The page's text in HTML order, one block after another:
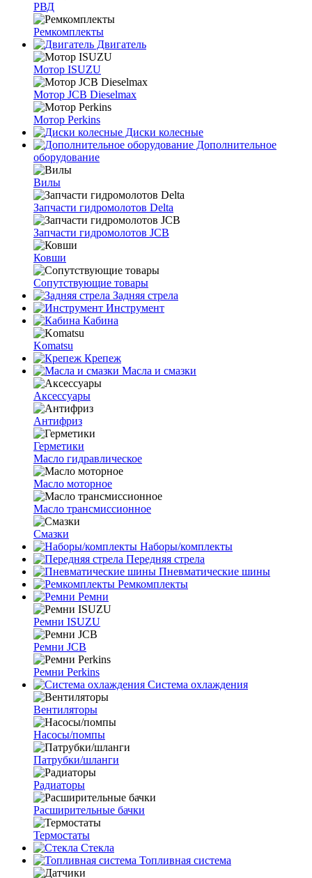
РВД
Ремкомплекты
Двигатель
Мотор ISUZU
Мотор JCB Dieselmax
Мотор Perkins
Диски колесные
Дополнительное
оборудование
Вилы
Запчасти гидромолотов Delta
Запчасти гидромолотов JCB
Ковши
Сопутствующие товары
Задняя стрела
Инструмент
Кабина
Komatsu
Крепеж
Масла и смазки
Аксессуары
Антифриз
Герметики
Масло гидравлическое
Масло моторное
Масло трансмиссионное
Смазки
Наборы/комплекты
Передняя стрела
Пневматические шины
Ремкомплекты
Ремни
Ремни ISUZU
Ремни JCB
Ремни Perkins
Система охлаждения
Вентиляторы
Насосы/помпы
Патрубки/шланги
Радиаторы
Расширительные бачки
Термостаты
Стекла
Топливная система